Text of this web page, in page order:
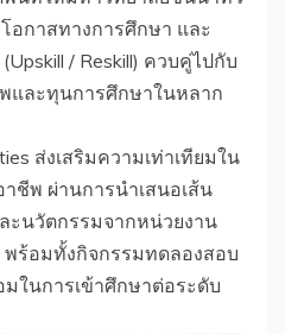
อกาสทางการศึกษา และ
/ Reskill) ควบคู่ไปกับ
และทุนการศึกษาในหลาก
ส่งเสริมความเท่าเทียมใน
ชีพ ผ่านการนำเสนอเส้น
ะนวัตกรรมจากหน่วยงาน
ร้อมทั้งกิจกรรมทดลองสอบ
มในการเข้าศึกษาต่อระดับ